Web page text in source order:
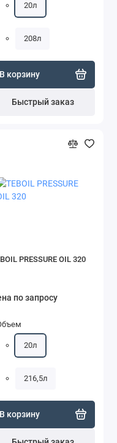
20л
208л
В корзину
Быстрый заказ
PRESSURE OIL 320
по запросу
20л
216,5л
В корзину